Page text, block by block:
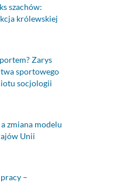
szachów:
królewskiej
Zarys
sportowego
socjologii
zmiana modelu
Unii
–